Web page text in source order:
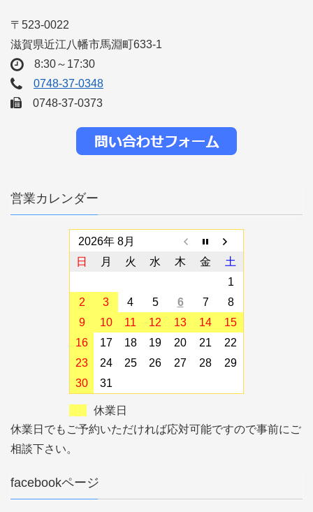
〒523-0022
滋賀県近江八幡市馬淵町633-1
8:30～17:30
0748-37-0348
0748-37-0373
営業カレンダー
2026年 8月
日
月 火 水 木 金
土
1
2
3 4 5 6 7
8
9
10 11 12 13 14
15
16
17 18 19 20 21
22
23
24 25 26 27 28
29
30
31
休業日
休業日でもご予約いただければ応対可能ですので事前にご
相談下さい。
facebookページ